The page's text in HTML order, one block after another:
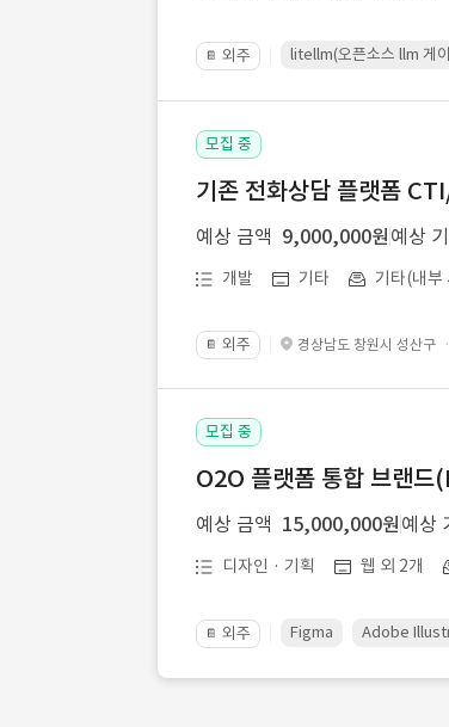
📔 외주 litellm(오픈소스 llm 게
모집 중
기존 전화상담 플랫폼
예상 금액 9,000,000원 예상
개발 기타 기타(내부
📔 외주 경상남도 창원시 성산구
모집 중
O2O 플랫폼 통합 브랜
예상 금액 15,000,000원 예상
디자인 · 기획 웹 외 2개
📔 외주 Figma Adobe